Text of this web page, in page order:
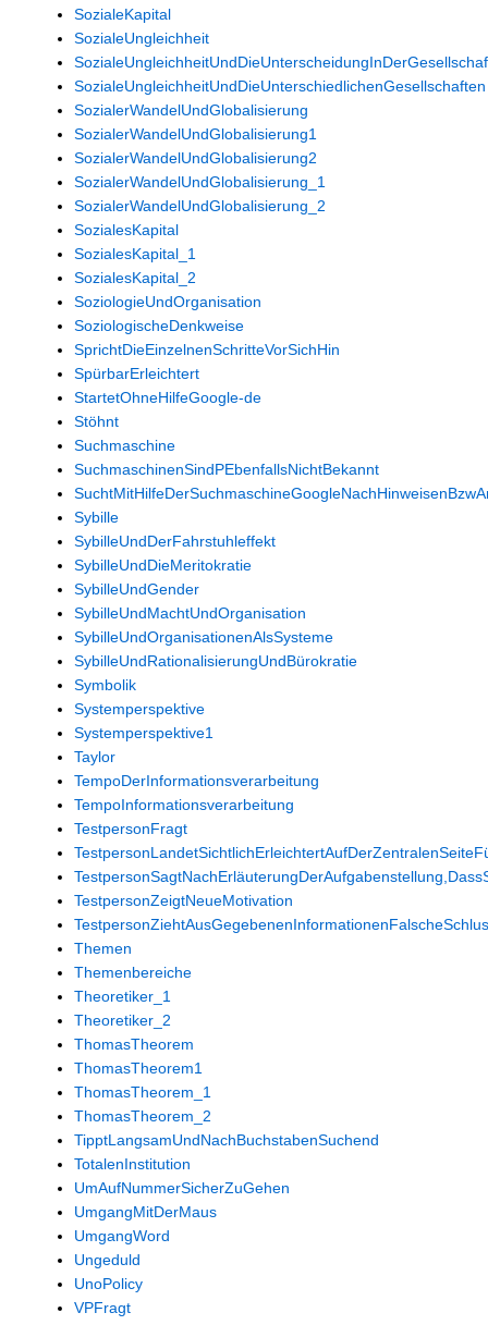
SozialeKapital
SozialeUngleichheit
SozialeUngleichheitUndDieUnterschiedlichenGesellschaften
SozialerWandelUndGlobalisierung
SozialerWandelUndGlobalisierung1
SozialerWandelUndGlobalisierung2
SozialerWandelUndGlobalisierung_1
SozialerWandelUndGlobalisierung_2
SozialesKapital
SozialesKapital_1
SozialesKapital_2
SoziologieUndOrganisation
SoziologischeDenkweise
SprichtDieEinzelnenSchritteVorSichHin
SpürbarErleichtert
StartetOhneHilfeGoogle-de
Stöhnt
Suchmaschine
SuchmaschinenSindPEbenfallsNichtBekannt
Sybille
SybilleUndDerFahrstuhleffekt
SybilleUndDieMeritokratie
SybilleUndGender
SybilleUndMachtUndOrganisation
SybilleUndOrganisationenAlsSysteme
SybilleUndRationalisierungUndBürokratie
Symbolik
Systemperspektive
Systemperspektive1
Taylor
TempoDerInformationsverarbeitung
TempoInformationsverarbeitung
TestpersonFragt
TestpersonZeigtNeueMotivation
Themen
Themenbereiche
Theoretiker_1
Theoretiker_2
ThomasTheorem
ThomasTheorem1
ThomasTheorem_1
ThomasTheorem_2
TipptLangsamUndNachBuchstabenSuchend
TotalenInstitution
UmAufNummerSicherZuGehen
UmgangMitDerMaus
UmgangWord
Ungeduld
UnoPolicy
VPFragt